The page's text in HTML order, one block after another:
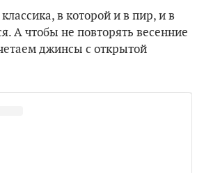
в которой и в пир, и в
А чтобы не повторять весенние
джинсы с открытой